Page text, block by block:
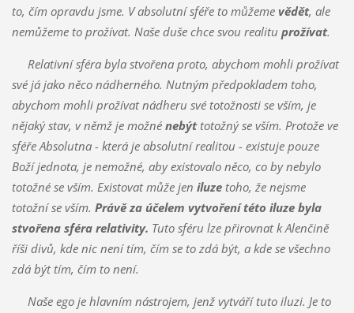
to, čím opravdu jsme. V absolutní sféře to můžeme vědět, ale
nemůžeme to prožívat. Naše duše chce svou realitu prožívat.
Relativní sféra byla stvořena proto, abychom mohli prožívat
své já jako něco nádherného. Nutným předpokladem toho,
abychom mohli prožívat nádheru své totožnosti se vším, je
nějaký stav, v němž je možné nebýttotožný se vším. Protože ve
sféře Absolutna - která je absolutní realitou - existuje pouze
Boží jednota, je nemožné, aby existovalo něco, co by nebylo
totožné se vším. Existovat může jen iluze toho, že nejsme
totožní se vším. Právě za účelem vytvoření této iluze byla
stvořena sféra relativity. Tuto sféru lze přirovnat k Alenčině
říši divů, kde nic není tím, čím se to zdá být, a kde se všechno
zdá být tím, čím to není.
Naše ego je hlavním nástrojem, jenž vytváří tuto iluzi. Je to